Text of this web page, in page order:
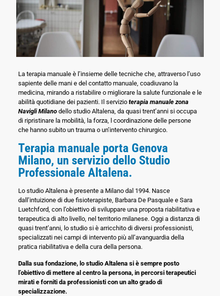
La terapia manuale è l’insieme delle tecniche che, attraverso l’uso
sapiente delle mani e del contatto manuale, coadiuvano la
medicina, mirando a ristabilire o migliorare la salute funzionale e le
abilità quotidiane dei pazienti. Il servizio terapia manuale zona
Navigli Milanodello studio Altalena, da quasi trent’anni si occupa
di ripristinare la mobilità, la forza, l coordinazione delle persone
che hanno subito un trauma o un’intervento chirurgico.
Terapia manuale porta Genova
Milano, un servizio dello Studio
Professionale Altalena.
Lo studio Altalena è presente a Milano dal 1994. Nasce
dall’intuizione di due fisioterapiste, Barbara De Pasquale e Sara
Luetchford, con l’obiettivo di sviluppare una proposta riabilitativa e
terapeutica di alto livello, nel territorio milanese. Oggi a distanza di
quasi trent’anni, lo studio si è arricchito di diversi professionisti,
specializzati nei campi di intervento più all’avanguardia della
pratica riabilitativa e della cura della persona.
Dalla sua fondazione, lo studio Altalena si è sempre posto
l’obiettivo di mettere al centro la persona, in percorsi terapeutici
mirati e forniti da professionisti con un alto grado di
specializzazione.